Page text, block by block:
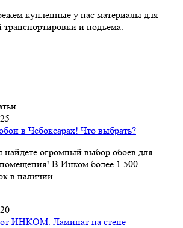
купленные у нас материалы для
транспортировки и подъёма.
в Чебоксарах! Что выбрать?
найдете огромный выбор обоев для
В Инком более 1 500
в наличии.
ИНКОМ. Ламинат на стене